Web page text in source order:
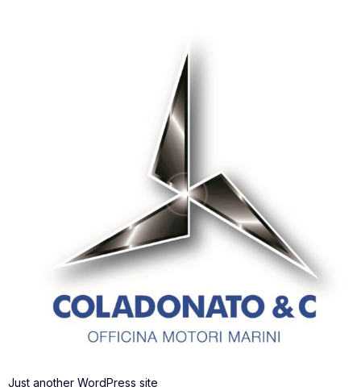
Just another WordPress site